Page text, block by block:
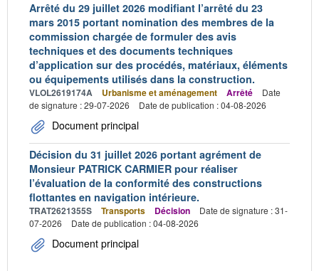
Arrêté du 29 juillet 2026 modifiant l’arrêté du 23
mars 2015 portant nomination des membres de la
commission chargée de formuler des avis
techniques et des documents techniques
d’application sur des procédés, matériaux, éléments
ou équipements utilisés dans la construction.
VLOL2619174A Urbanisme et aménagement Arrêté
Date
de signature : 29-07-2026
Date de publication : 04-08-2026
Document principal
Décision du 31 juillet 2026 portant agrément de
Monsieur PATRICK CARMIER pour réaliser
l’évaluation de la conformité des constructions
flottantes en navigation intérieure.
TRAT2621355S Transports Décision
Date de signature : 31-
07-2026
Date de publication : 04-08-2026
Document principal